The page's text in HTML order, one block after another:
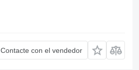
Contacte con el vendedor